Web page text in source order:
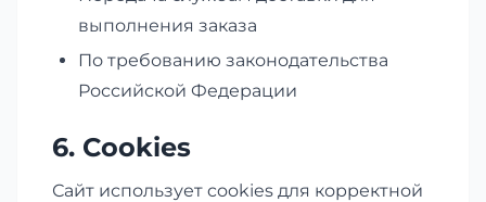
выполнения заказа
По требованию законодательства
Российской Федерации
6. Cookies
Сайт использует cookies для корректной